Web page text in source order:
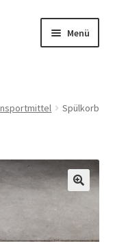
Menü
Spülkorb